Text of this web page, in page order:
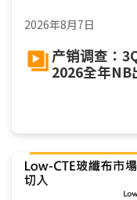
2026年8月7日
产销调查：
2026全年NB